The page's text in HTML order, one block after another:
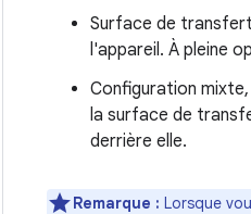
Surface de
l'appareil. À pleine
Configuration
la surface de
derrière elle.
Remarque : Lorsque